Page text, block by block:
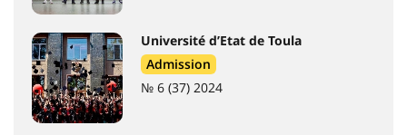
Université d’Etat de Toula
Admission
№ 6 (37) 2024